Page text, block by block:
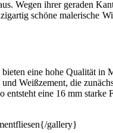
Wegen ihrer geraden
schöne
eine hohe Qualität in
Weißzement, die
eine 16 mm
gallery}